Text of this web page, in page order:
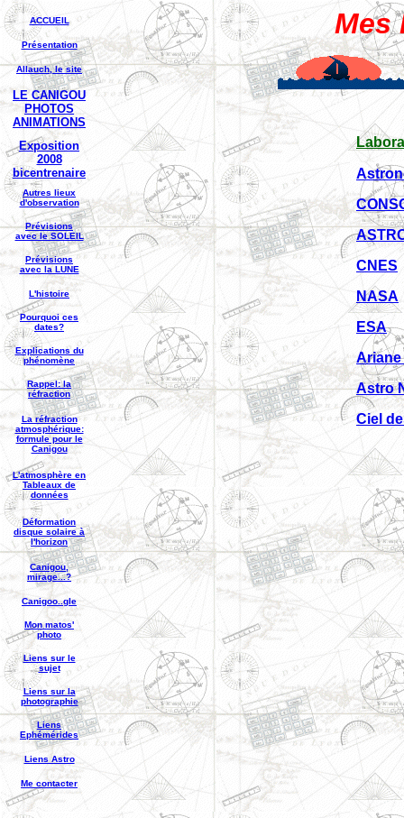
ACCUEIL
Présentation
Allauch, le site
LE CANIGOU
PHOTOS
ANIMATIONS
Exposition
2008
bicentrenaire
Autres lieux
d'observation
Prévisions
avec le SOLEIL
Prévisions
avec la LUNE
L'histoire
Pourquoi ces
dates?
Explications du
phénomène
Rappel: la
réfraction
La réfraction
atmosphérique:
formule pour le
Canigou
L'atmosphère en
Tableaux de
données
Déformation
disque solaire à
l'horizon
Canigou,
mirage...?
Canigoo..gle
Mon matos'
photo
Liens sur le
sujet
Liens sur la
photographie
Liens
Ephémérides
Liens Astro
Me contacter
Mes
CNES
NASA
ESA
Ariane
Astro
Ciel